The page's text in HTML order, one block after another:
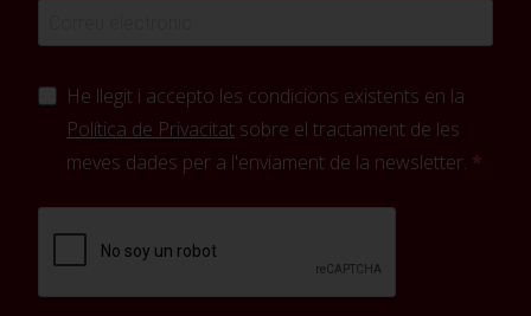
He llegit i accepto les condicions existents en la
Política de Privacitat sobre el tractament de les
meves dades per a l'enviament de la newsletter.